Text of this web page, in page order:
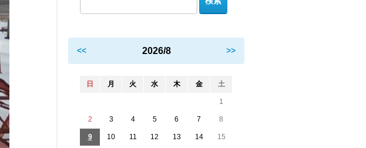
<< 2026/8 >>
日 月 火 水 木 金 土
1
2 3 4 5 6 7 8
9 10 11 12 13 14 15